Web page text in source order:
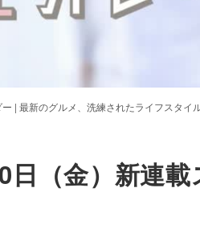
| 最新のグルメ、洗練されたライフスタイ
日（金）新連